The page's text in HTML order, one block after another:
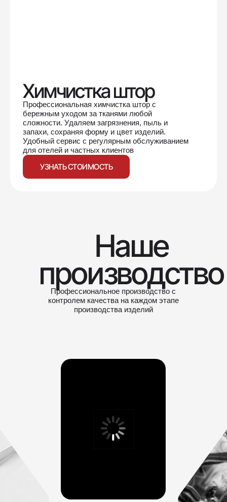
Химчистка штор
Профессиональная химчистка штор с
бережным уходом за тканями любой
сложности. Удаляем загрязнения, пыль и
запахи, сохраняя форму и цвет изделий.
Удобный сервис с регулярным обслуживанием
для отелей и частных клиентов
УЗНАТЬ СТОИМОСТЬ
Наше
производство
Профессиональное производство с
контролем качества на каждом этапе
производства изделий